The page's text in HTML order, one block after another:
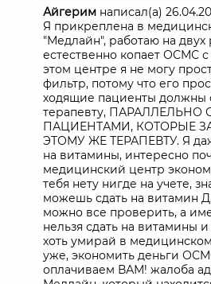
Айгерим написал(а)
Я прикреплена в
"Медлайн", работаю на двух
естественно копает ОСМС с
этом центре я не могу
фильтр, потому что его
ходящие пациенты должны
терапевту, ПАРАЛЛЕЛЬНО
ПАЦИЕНТАМИ, КОТОРЫЕ
ЭТОМУ ЖЕ ТЕРАПЕВТУ. Я
на витамины, интересно
медицинский центр
тебя нету нигде на учете,
можешь сдать на витамин
можно все проверить, а
нельзя сдать на витамины
хоть умирай в
уже, экономить деньги
оплачиваем ВАМ! жалоба